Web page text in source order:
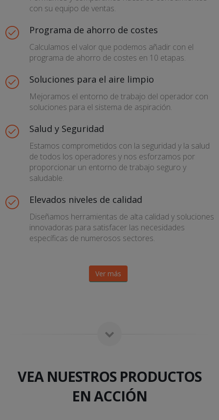
con su equipo de ventas.
Programa de ahorro de costes
Calculamos el valor que podemos añadir con el
programa de ahorro de costes en 10 etapas.
Soluciones para el aire limpio
Mejoramos el entorno de trabajo del operador con
soluciones para el sistema de aspiración.
Salud y Seguridad
Estamos comprometidos con la seguridad y la salud
de todos los operadores y nos esforzamos por
proporcionar un entorno de trabajo seguro y
saludable.
Elevados niveles de calidad
Diseñamos herramientas de alta calidad y soluciones
innovadoras para satisfacer las necesidades
específicas de numerosos sectores.
Ver más
VEA NUESTROS PRODUCTOS
EN ACCIÓN